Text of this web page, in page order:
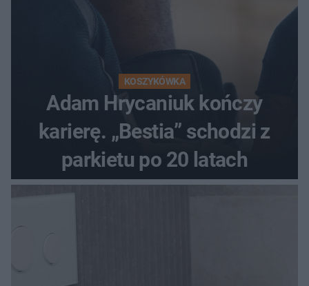
KOSZYKÓWKA
Adam Hrycaniuk kończy
karierę. „Bestia” schodzi z
parkietu po 20 latach